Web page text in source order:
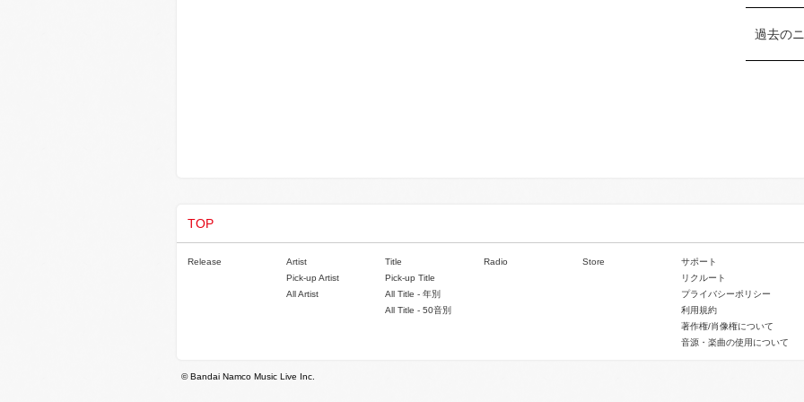
過去の
TOP
Release
Artist
Pick-up Artist
All Artist
Title
Pick-up Title
All Title - 年別
All Title - 50音別
Radio Store
サポート
リクルート
プライバシーポリシー
利用規約
著作権/肖像権について
音源・楽曲の使用について
© Bandai Namco Music Live Inc.